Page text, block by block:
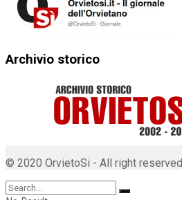
Archivio storico
© 2020 OrvietoSi - All right reserved